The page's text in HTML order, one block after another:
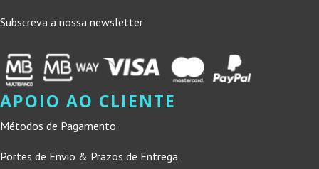
Subscreva a nossa newsletter
APOIO AO CLIENTE
Métodos de Pagamento
Portes de Envio & Prazos de Entrega